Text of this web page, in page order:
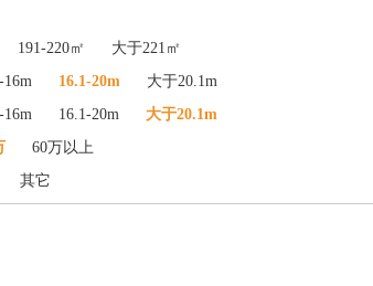
191-220㎡
大于221㎡
16m 16.1-20m
大于20.1m
16m 16.1-20m
大于20.1m
60万以上
其它